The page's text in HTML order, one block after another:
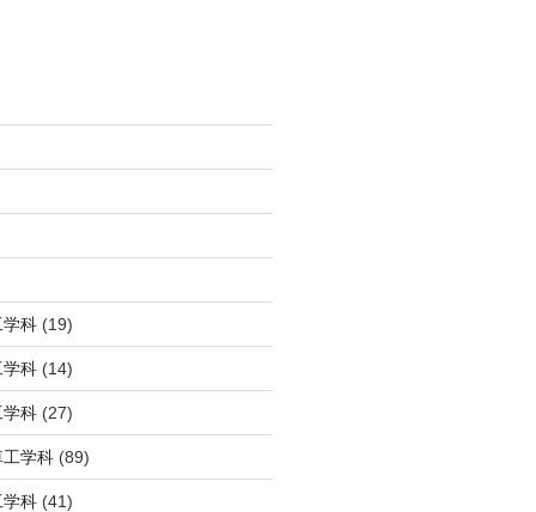
科(19)
科(14)
科(27)
学科(89)
科(41)